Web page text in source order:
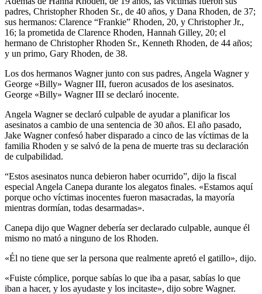
padres, Christopher Rhoden Sr., de 40 años, y Dana Rhoden, de 37;
sus hermanos: Clarence “Frankie” Rhoden, 20, y Christopher Jr.,
16; la prometida de Clarence Rhoden, Hannah Gilley, 20; el
hermano de Christopher Rhoden Sr., Kenneth Rhoden, de 44 años;
y un primo, Gary Rhoden, de 38.
Los dos hermanos Wagner junto con sus padres, Angela Wagner y
George «Billy» Wagner III, fueron acusados ​​de los asesinatos.
George «Billy» Wagner III se declaró inocente.
Angela Wagner se declaró culpable de ayudar a planificar los
asesinatos a cambio de una sentencia de 30 años. El año pasado,
Jake Wagner confesó haber disparado a cinco de las víctimas de la
familia Rhoden y se salvó de la pena de muerte tras su declaración
de culpabilidad.
“Estos asesinatos nunca debieron haber ocurrido”, dijo la fiscal
especial Angela Canepa durante los alegatos finales. «Estamos aquí
porque ocho víctimas inocentes fueron masacradas, la mayoría
mientras dormían, todas desarmadas».
Canepa dijo que Wagner debería ser declarado culpable, aunque él
mismo no mató a ninguno de los Rhoden.
«Él no tiene que ser la persona que realmente apretó el gatillo», dijo.
«Fuiste cómplice, porque sabías lo que iba a pasar, sabías lo que
iban a hacer, y los ayudaste y los incitaste», dijo sobre Wagner.